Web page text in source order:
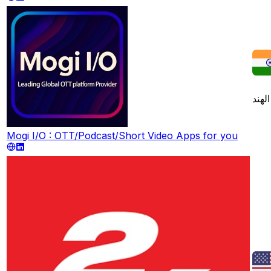
Mogi I/O : OTT/Podcast/Short Video Apps for you
الهند